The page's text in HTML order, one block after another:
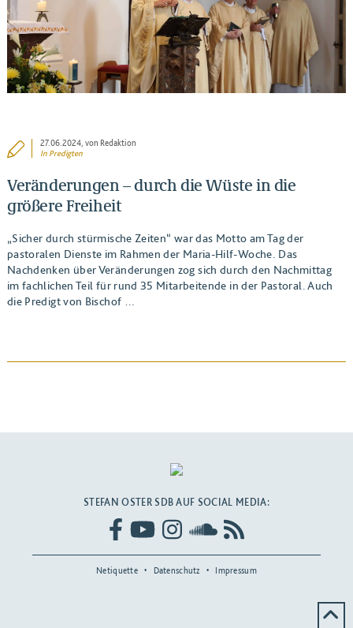
27.06.2024, von Redaktion
In Predigten
Veränderungen – durch die Wüste in die
größere Freiheit
„Sicher durch stürmische Zeiten“ war das Motto am Tag der
pastoralen Dienste im Rahmen der Maria-Hilf-Woche. Das
Nachdenken über Veränderungen zog sich durch den Nachmittag
im fachlichen Teil für rund 35 Mitarbeitende in der Pastoral. Auch
die Predigt von Bischof …
STEFAN OSTER SDB AUF SOCIAL MEDIA:
Netiquette Datenschutz Impressum